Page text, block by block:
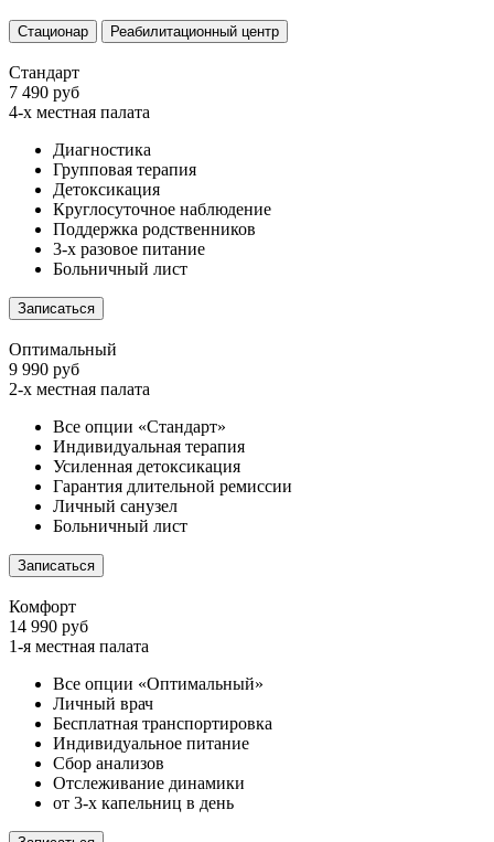
Стационар Реабилитационный центр
Стандарт
7 490 руб
4-х местная палата
Диагностика
Групповая терапия
Детоксикация
Круглосуточное наблюдение
Поддержка родственников
3-х разовое питание
Больничный лист
Записаться
Оптимальный
9 990 руб
2-х местная палата
Все опции «Стандарт»
Индивидуальная терапия
Усиленная детоксикация
Гарантия длительной ремиссии
Личный санузел
Больничный лист
Записаться
Комфорт
14 990 руб
1-я местная палата
Все опции «Оптимальный»
Личный врач
Бесплатная транспортировка
Индивидуальное питание
Сбор анализов
Отслеживание динамики
от 3-х капельниц в день